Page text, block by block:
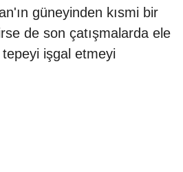
güneyinden kısmi bir
de son çatışmalarda ele
işgal etmeyi